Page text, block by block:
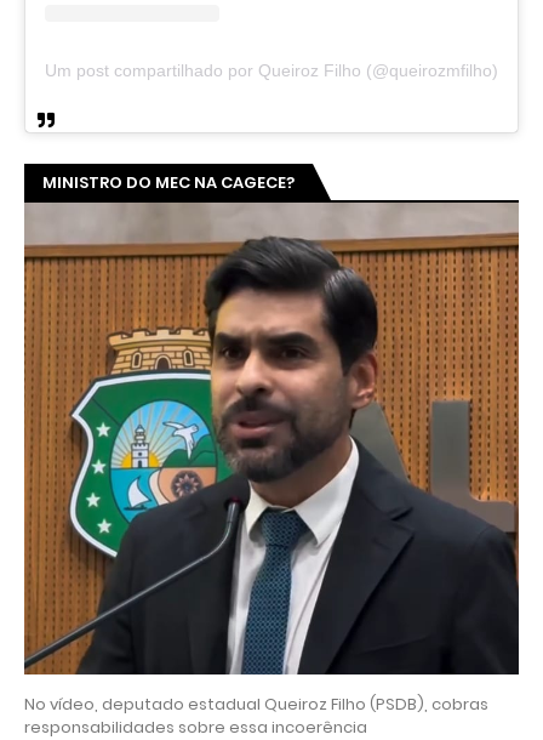
Um post compartilhado por Queiroz Filho (@queirozmfilho)
MINISTRO DO MEC NA CAGECE?
No vídeo, deputado estadual Queiroz Filho (PSDB), cobras
responsabilidades sobre essa incoerência